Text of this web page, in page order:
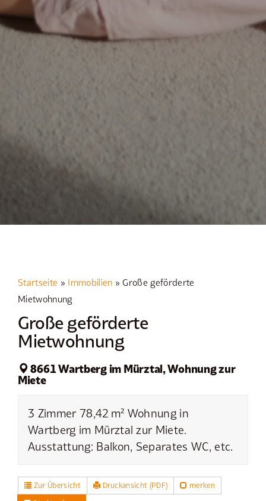
Startseite » Immobilien »Große geförderte
Mietwohnung
Große geförderte
Mietwohnung
8661 Wartberg im Mürztal, Wohnung zur
Miete
3 Zimmer 78,42 m² Wohnung in
Wartberg im Mürztal zur Miete.
Ausstattung: Balkon, Separates WC, etc.
Zur Übersicht Druckansicht (PDF)
merken